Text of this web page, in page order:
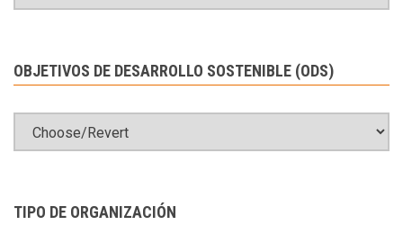
OBJETIVOS DE DESARROLLO SOSTENIBLE (ODS)
TIPO DE ORGANIZACIÓN